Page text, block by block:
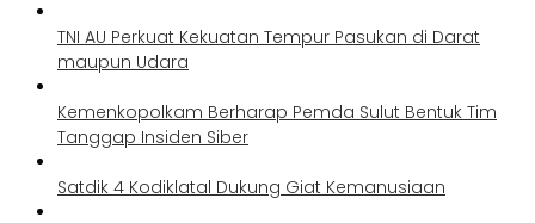
TNI AU Perkuat Kekuatan Tempur Pasukan di Darat
maupun Udara
Kemenkopolkam Berharap Pemda Sulut Bentuk Tim
Tanggap Insiden Siber
Satdik 4 Kodiklatal Dukung Giat Kemanusiaan